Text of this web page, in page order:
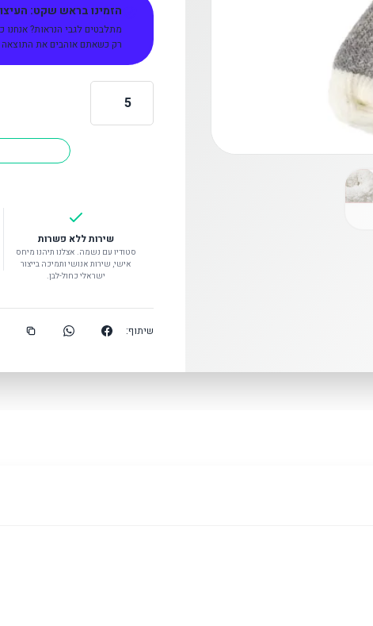
הזמינו בראש שקט:
מתלבטים לגבי הנראות?
רק כשאתם אוהבים את התוצאה
כמות
של
שירות ללא פשרות
סטודיו עם נשמה. אצלנו תיהנו מיחס
אישי, שירות אנושי ותמיכה בייצור
ישראלי כחול-לבן.
שיתוף: